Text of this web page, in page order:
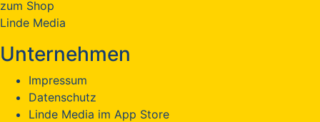
zum Shop
Linde Media
Unternehmen
Impressum
Datenschutz
Linde Media im App Store